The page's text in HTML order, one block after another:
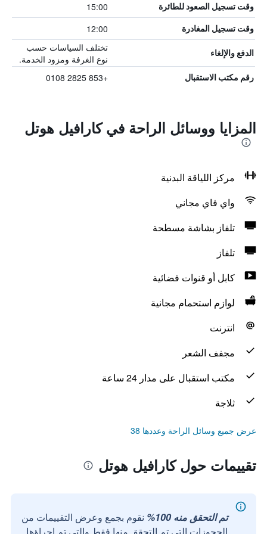
وقت تسجيل الصعود للطائرة 15:00
وقت تسجيل المغادرة 12:00
الدفع والإلغاء
تختلف السياسات حسب
نوع الغرفة ومزود الخدمة.
رقم مكتب الاستقبال +853 2825 0108
المزايا ووسائل الراحة في كارافيل هوتل
مركز اللياقة البدنية
واي فاي مجاني
تلفاز بشاشة مسطحة
تلفاز
كابل أو قنوات فضائية
لوازم استحمام مجانية
انترنت
مجفف الشعر
مكتب استقبال على مدار 24 ساعة
ثلاجة
عرض جميع وسائل الراحة وعددها 38
تقييمات حول كارافيل هوتل
تم التحقق منه 100%
نقوم بجمع وعرض التقييمات من